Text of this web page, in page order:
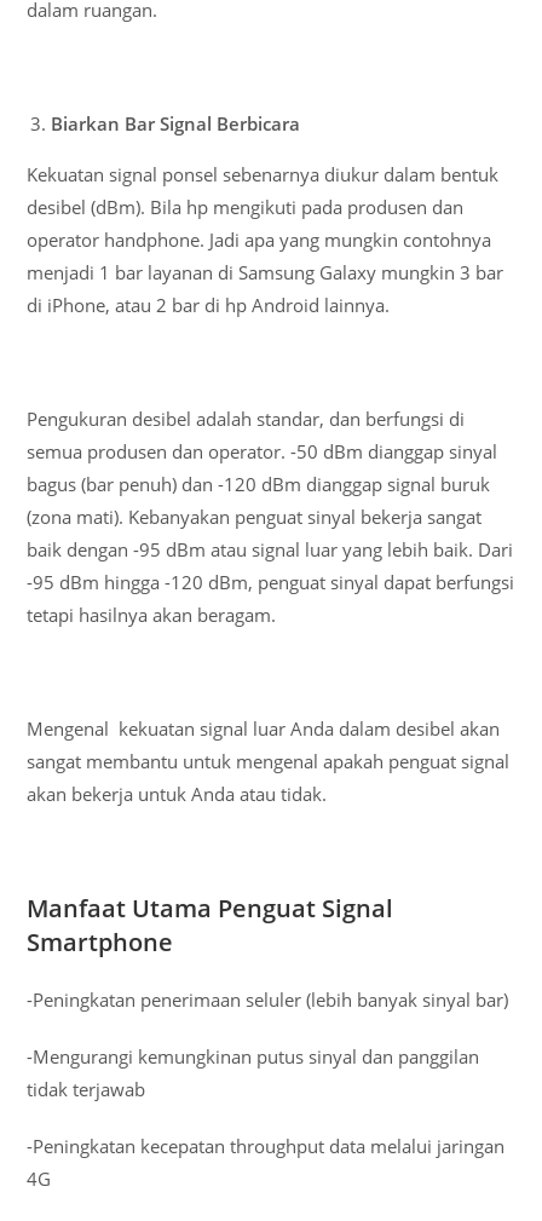
dalam ruangan.
Biarkan Bar Signal Berbicara
Kekuatan signal ponsel sebenarnya diukur dalam bentuk
desibel (dBm). Bila hp mengikuti pada produsen dan
operator handphone. Jadi apa yang mungkin contohnya
menjadi 1 bar layanan di Samsung Galaxy mungkin 3 bar
di iPhone, atau 2 bar di hp Android lainnya.
Pengukuran desibel adalah standar, dan berfungsi di
semua produsen dan operator. -50 dBm dianggap sinyal
bagus (bar penuh) dan -120 dBm dianggap signal buruk
(zona mati). Kebanyakan penguat sinyal bekerja sangat
baik dengan -95 dBm atau signal luar yang lebih baik. Dari
-95 dBm hingga -120 dBm, penguat sinyal dapat berfungsi
tetapi hasilnya akan beragam.
Mengenal kekuatan signal luar Anda dalam desibel akan
sangat membantu untuk mengenal apakah penguat signal
akan bekerja untuk Anda atau tidak.
Manfaat Utama Penguat Signal
Smartphone
-Peningkatan penerimaan seluler (lebih banyak sinyal bar)
-Mengurangi kemungkinan putus sinyal dan panggilan
tidak terjawab
-Peningkatan kecepatan throughput data melalui jaringan
4G